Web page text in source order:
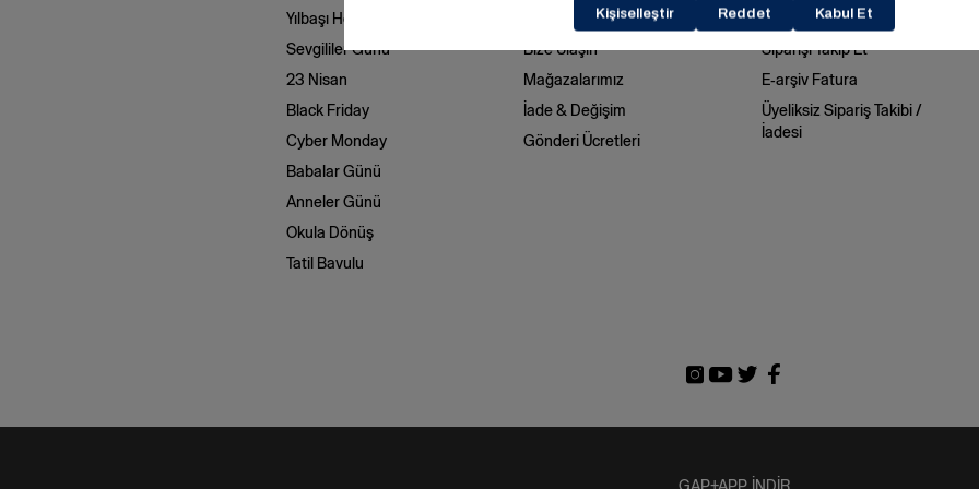
Yılbaşı Hediye Önerileri
Sevgililer Günü
23 Nisan
Black Friday
Cyber Monday
Babalar Günü
Anneler Günü
Okula Dönüş
Tatil Bavulu
Sık Sorulan Sorular
Bize Ulaşın
Mağazalarımız
İade & Değişim
Gönderi Ücretleri
Beden Tablosu
Siparişi Takip Et
E-arşiv Fatura
Üyeliksiz Sipariş Takibi /
İadesi